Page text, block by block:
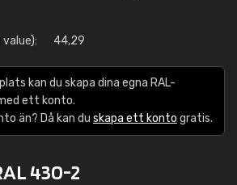
44,29
kan du skapa dina egna RAL-
ett konto.
än? Då kan du skapa ett konto gratis.
430-2